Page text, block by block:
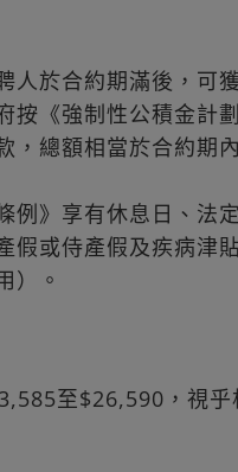
人於合約期滿後，可
按《強制性公積金計
，總額相當於合約期
例》享有休息日、法
假或侍產假及疾病津
）。
至$26,590，視乎